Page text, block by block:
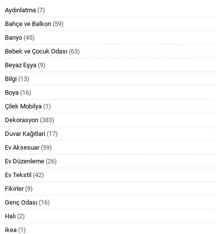
Aydınlatma (7)
Bahçe ve Balkon (59)
Banyo (45)
Bebek ve Çocuk Odası (63)
Beyaz Eşya (9)
Bilgi (13)
Boya (16)
Çilek Mobilya (1)
Dekorasyon (383)
Duvar Kağıtlari (17)
Ev Aksesuar(59)
Ev Düzenleme (26)
Ev Tekstil (42)
Fikirler(9)
Genç Odası (16)
Halı (2)
ikea (1)